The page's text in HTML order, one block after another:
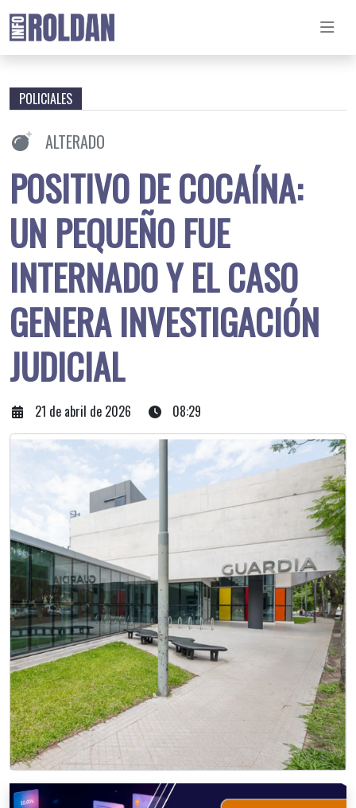
POLICIALES
ALTERADO
POSITIVO DE COCAÍNA:
UN PEQUEÑO FUE
INTERNADO Y EL CASO
GENERA INVESTIGACIÓN
JUDICIAL
21 de abril de 2026 08:29